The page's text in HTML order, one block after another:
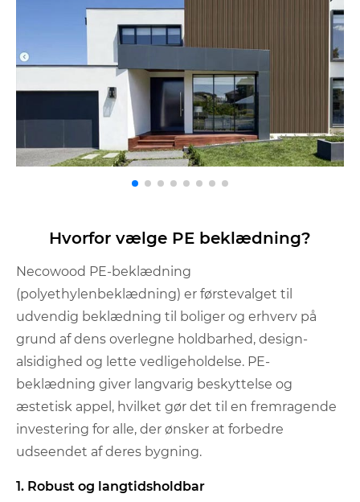
Hvorfor vælge PE beklædning?
Necowood PE-beklædning
(polyethylenbeklædning) er førstevalget til
udvendig beklædning til boliger og erhverv på
grund af dens overlegne holdbarhed, design-
alsidighed og lette vedligeholdelse. PE-
beklædning giver langvarig beskyttelse og
æstetisk appel, hvilket gør det til en fremragende
investering for alle, der ønsker at forbedre
udseendet af deres bygning.
1. Robust og langtidsholdbar